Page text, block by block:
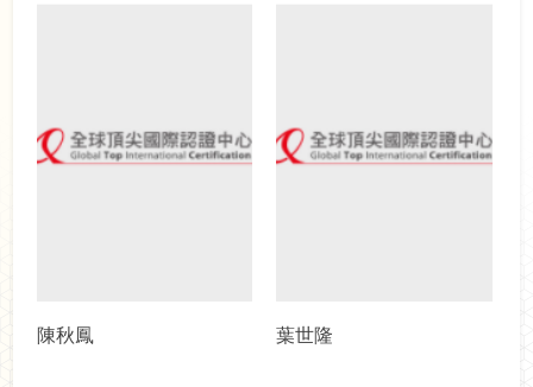
陳秋鳳 葉世隆